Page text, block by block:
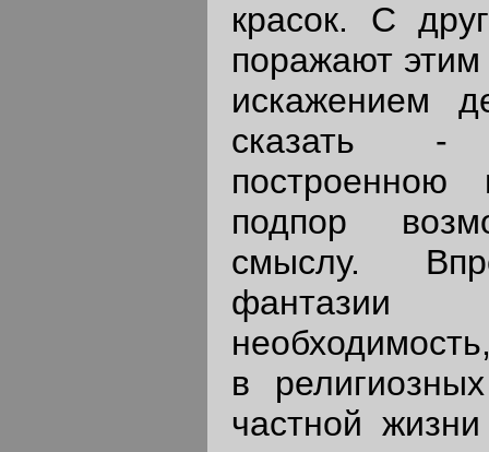
красок. С
поражают
искажением
сказать -
подпор
смыслу.
фантазии
в
частной